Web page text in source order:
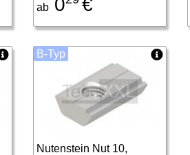
ab0 €
Nutenstein Nut 10,
B-Typ